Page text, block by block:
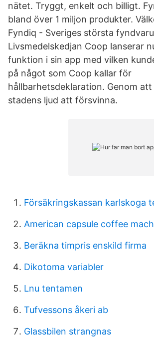
nätet. Tryggt, enkelt och billigt.
bland över 1 miljon produkter.
Fyndiq - Sveriges största
Livsmedelskedjan Coop lanserar
funktion i sin app med vilken
på något som Coop kallar för
hållbarhetsdeklaration. Genom
stadens ljud att försvinna.
Försäkringskassan karlskoga
American capsule coffee
Beräkna timpris enskild firma
Dikotoma variabler
Lnu tentamen
Tufvessons åkeri ab
Glassbilen strangnas